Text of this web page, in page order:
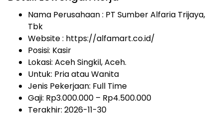
Nama Perusahaan : PT Sumber Alfaria Trijaya,
Tbk
Website : https://alfamart.co.id/
Posisi: Kasir
Lokasi: Aceh Singkil, Aceh.
Untuk: Pria atau Wanita
Jenis Pekerjaan: Full Time
Gaji: Rp3.000.000 – Rp4.500.000
Terakhir: 2026-11-30